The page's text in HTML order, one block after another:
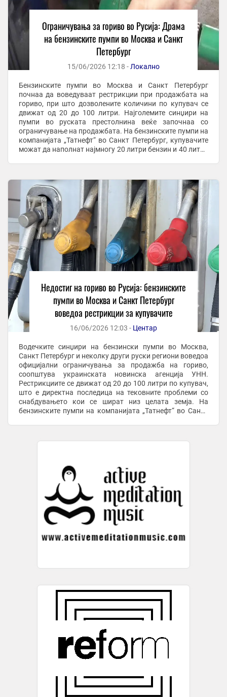
Ограничувања за гориво во Русија: Драма
на бензинските пумпи во Москва и Санкт
Петербург
15/06/2026 12:18 - Локално
Бензинските пумпи во Москва и Санкт Петербург
почнаа да воведуваат рестрикции при продажбата на
гориво, при што дозволените количини по купувач се
движат од 20 до 100 литри. Најголемите синџири на
пумпи во руската престолнина веќе започнаа со
ограничување на продажбата. На бензинските пумпи на
компанијата „Татнефт“ во Санкт Петербург, купувачите
можат да наполнат најмногу 20 литри бензин и 40 литри
Недостиг на гориво во Русија: бензинските
пумпи во Москва и Санкт Петербург
воведоа рестрикции за купувачите
16/06/2026 12:03 - Центар
Водечките синџири на бензински пумпи во Москва,
Санкт Петербург и неколку други руски региони воведоа
официјални ограничувања за продажба на гориво,
соопштува украинската новинска агенција УНН.
Рестрикциите се движат од 20 до 100 литри по купувач,
што е директна последица на тековните проблеми со
снабдувањето кои се шират низ целата земја. На
бензинските пумпи на компанијата „Татнефт“ во Санкт